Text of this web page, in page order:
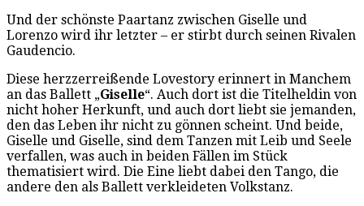
Und der schönste Paartanz zwischen Giselle und
Lorenzo wird ihr letzter – er stirbt durch seinen Rivalen
Gaudencio.
Diese herzzerreißende Lovestory erinnert in Manchem
an das Ballett „Giselle“. Auch dort ist die Titelheldin von
nicht hoher Herkunft, und auch dort liebt sie jemanden,
den das Leben ihr nicht zu gönnen scheint. Und beide,
Giselle und Giselle, sind dem Tanzen mit Leib und Seele
verfallen, was auch in beiden Fällen im Stück
thematisiert wird. Die Eine liebt dabei den Tango, die
andere den als Ballett verkleideten Volkstanz.